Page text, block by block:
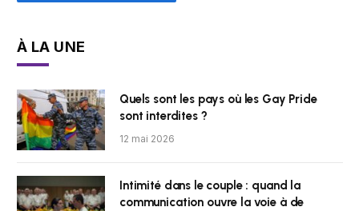
À LA UNE
Quels sont les pays où les Gay Pride
sont interdites ?
12 mai 2026
Intimité dans le couple : quand la
communication ouvre la voie à de